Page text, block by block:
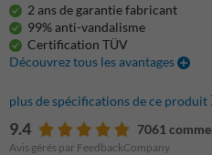
2 ans de garantie fabricant
99% anti-vandalisme
Certification TÜV
Découvrez tous les avantages
plus de spécifications de ce produit
9.4 7061
Avis gérés par FeedbackCompany